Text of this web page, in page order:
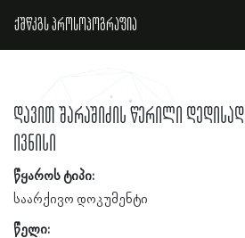
ქშწკგს პროსოპოგრაფია
დავით შარაშიძის წერილი
ივნისი
წყაროს ტიპი:
საარქივო დოკუმენტი
წელი: